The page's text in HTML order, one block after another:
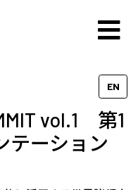
EN
vol.1 第1
テーション